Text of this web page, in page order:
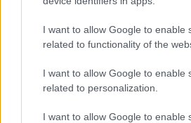
I want to allow Google to enable
related to functionality of the
I want to allow Google to enable
related to personalization.
I want to allow Google to enable
#COVID #EMMANUEL MACRON